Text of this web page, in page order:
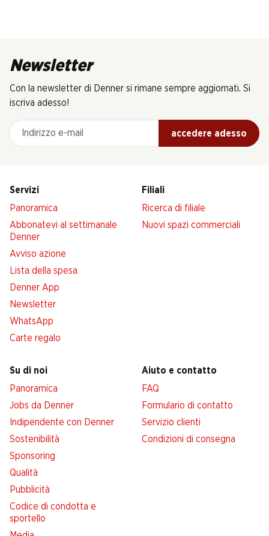
Newsletter
Con la newsletter di Denner si rimane sempre aggiornati. Si
iscriva adesso!
Indirizzo e-mail
accedere adesso
Servizi
Panoramica
Abbonatevi al settimanale
Denner
Avviso azione
Lista della spesa
Denner App
Newsletter
WhatsApp
Carte regalo
Filiali
Ricerca di filiale
Nuovi spazi commerciali
Su di noi
Panoramica
Jobs da Denner
Indipendente con Denner
Sostenibilità
Sponsoring
Qualità
Pubblicità
Codice di condotta e
sportello
Aiuto e contatto
FAQ
Formulario di contatto
Servizio clienti
Condizioni di consegna